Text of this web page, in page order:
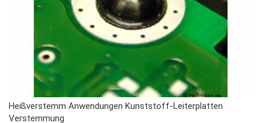
Heißverstemm Anwendungen Kunststoff-Leiterplatten
Verstemmung